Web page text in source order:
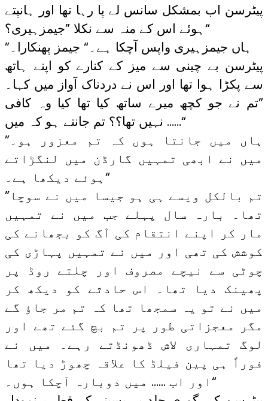
پیٹرسن اب بمشکل سانس لے پا رہا تھا اور ہانپتے
ہوئے اس کے منہ سے نکلا ”جیمزہیری؟“
”ہاں جیمزہیری واپس آچکا ہے۔“ جیمز پھنکارا۔
پیٹرسن بے چینی سے میز کے کنارے کو اپنے ہاتھ
سے پکڑا ہوا تھا اور اس نے دردناک آواز میں کہا۔
”تم نے جو کچھ میرے ساتھ کیا تھا کیا وہ کافی
نہیں تھا؟؟ تم جانتے ہو کہ میں ……“
”ہاں میں جانتا ہوں کہ تم معزور ہو۔
میں نے ابھی تمہیں گارڈن میں لنگڑاتے
ہوئے دیکھا ہے۔“
”تم بالکل ویسے ہی ہو جیسا میں نے سوچا
تھا۔ بارہ سال پہلے جب میں نے تمہیں
مار کر اپنے انتقام کی آگ کو بجھانے کی
کوشش کی تھی اور میں نے تمہیں پہاڑی کی
چوٹی سے نیچے مصروف اور چلتے روڈ پر
پھینک دیا تھا۔ اس حادثے کو دیکھ کر
میں نے تو یہ سمجھا تھا کہ تم مر جاؤ گے
مگر معجزاتی طور پر تم بچ گئے تھے اور
لوگ تمہاری لاش ڈھونڈتے رہے۔ میں نے
فوراً ہی پین فیلڈ کا علاقہ چھوڑ دیا تھا
اور اب …… میں دوبارہ آچکا ہوں۔“